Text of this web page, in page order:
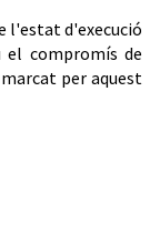
l'estat d'execució
el compromís de
per aquest